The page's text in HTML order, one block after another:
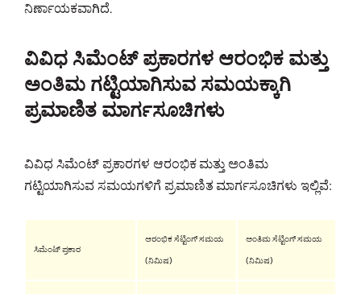
ನಿರ್ಣಾಯಕವಾಗಿದೆ.
ವಿವಿಧ ಸಿಮೆಂಟ್ ಪ್ರಕಾರಗಳ ಆರಂಭಿಕ ಮತ್ತು
ಅಂತಿಮ ಗಟ್ಟಿಯಾಗಿಸುವ ಸಮಯಕ್ಕಾಗಿ
ಪ್ರಮಾಣಿತ ಮಾರ್ಗಸೂಚಿಗಳು
ವಿವಿಧ ಸಿಮೆಂಟ್ ಪ್ರಕಾರಗಳ ಆರಂಭಿಕ ಮತ್ತು ಅಂತಿಮ
ಗಟ್ಟಿಯಾಗಿಸುವ ಸಮಯಗಳಿಗೆ ಪ್ರಮಾಣಿತ ಮಾರ್ಗಸೂಚಿಗಳು ಇಲ್ಲಿವೆ:
ಸಿಮೆಂಟ್ ಪ್ರಕಾರ
ಆರಂಭಿಕ ಸೆಟ್ಟಿಂಗ್ ಸಮಯ
(ನಿಮಿಷ)
ಅಂತಿಮ ಸೆಟ್ಟಿಂಗ್ ಸಮಯ
(ನಿಮಿಷ)